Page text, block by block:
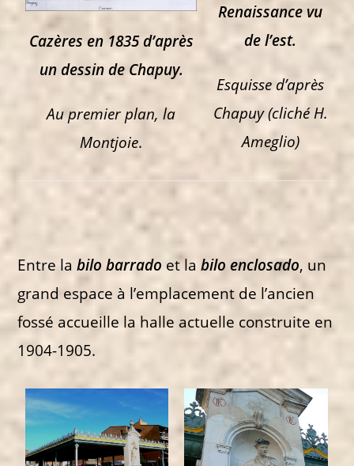
Cazères en 1835 d’après
un dessin de Chapuy.
Au premier plan, la
Montjoie.
Renaissance vu
de l’est.
Esquisse d’après
Chapuy (cliché H.
Ameglio)
Entre labilo barrado et labilo enclosado, un
grand espace à l’emplacement de l’ancien
fossé accueille la halle actuelle construite en
1904-1905.